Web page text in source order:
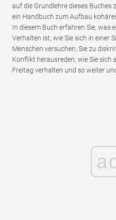
auf die Grundlehre dieses Buches
ein Handbuch zum Aufbau
In diesem Buch erfahren Sie, was
Verhalten ist, wie Sie sich in einer
Menschen versuchen, Sie zu
Konflikt herausreden, wie Sie sich
Freitag verhalten und so weiter